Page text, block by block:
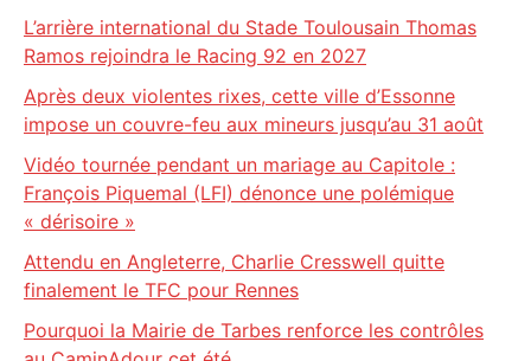
L’arrière international du Stade Toulousain Thomas
Ramos rejoindra le Racing 92 en 2027
Après deux violentes rixes, cette ville d’Essonne
impose un couvre-feu aux mineurs jusqu’au 31 août
Vidéo tournée pendant un mariage au Capitole :
François Piquemal (LFI) dénonce une polémique
« dérisoire »
Attendu en Angleterre, Charlie Cresswell quitte
finalement le TFC pour Rennes
Pourquoi la Mairie de Tarbes renforce les contrôles